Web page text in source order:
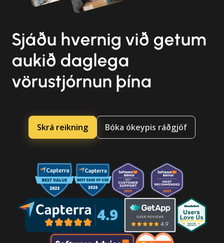
Sjáðu hvernig við getum
aukið daglega
vörustjórnun þína
Skrá reikning Bóka ókeypis ráðgjöf